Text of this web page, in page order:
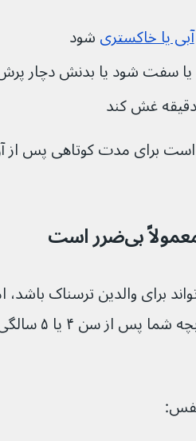
آبی یا خاکستری شود
سفت شود یا بدنش دچار
برای مدت کوتاهی پس از
است
نفس می‌تواند برای والدین ترسناک
است و